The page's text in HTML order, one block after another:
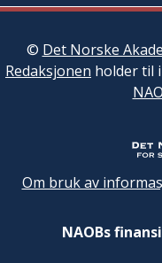
© Det Norske
Redaksjonen holder til
Om bruk av
NAOBs